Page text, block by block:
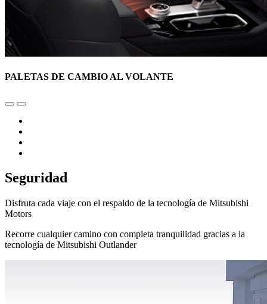
PALETAS DE CAMBIO AL VOLANTE
Seguridad
Disfruta cada viaje con el respaldo de la tecnología de Mitsubishi
Motors
Recorre cualquier camino con completa tranquilidad gracias a la
tecnología de Mitsubishi Outlander